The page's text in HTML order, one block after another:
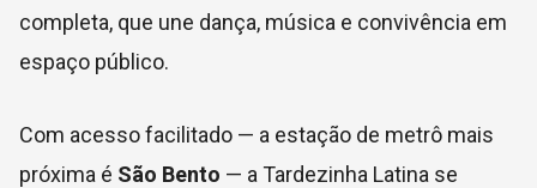
completa, que une dança, música e convivência em
espaço público.
Com acesso facilitado — a estação de metrô mais
próxima é São Bento — a Tardezinha Latina se